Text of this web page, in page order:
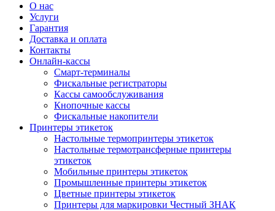
О нас
Услуги
Гарантия
Доставка и оплата
Контакты
Онлайн-кассы
Смарт-терминалы
Фискальные регистраторы
Кассы самообслуживания
Кнопочные кассы
Фискальные накопители
Принтеры этикеток
Настольные термопринтеры этикеток
Настольные термотрансферные принтеры
этикеток
Мобильные принтеры этикеток
Промышленные принтеры этикеток
Цветные принтеры этикеток
Принтеры для маркировки Честный ЗНАК